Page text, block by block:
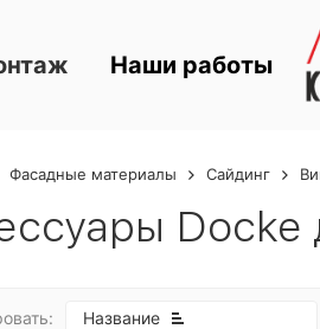
Наши работы
Фасадные материалы Сайдинг
Название